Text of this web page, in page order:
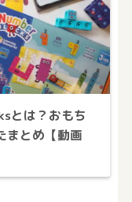
とは？おもち
とめ【動画